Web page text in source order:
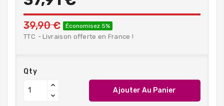
39,90 € Économisez 5%
TTC Livraison offerte en France !
Qty
Ajouter Au Panier